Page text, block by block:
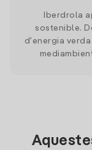
Iberdrola
sostenible.
d'energia